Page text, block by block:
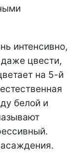
интенсивно,
цвести,
на 5-й
белой и